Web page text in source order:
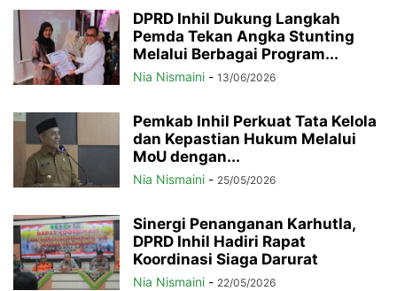
DPRD Inhil Dukung Langkah
Pemda Tekan Angka Stunting
Melalui Berbagai Program...
Nia Nismaini - 13/06/2026
Pemkab Inhil Perkuat Tata Kelola
dan Kepastian Hukum Melalui
MoU dengan...
Nia Nismaini - 25/05/2026
Sinergi Penanganan Karhutla,
DPRD Inhil Hadiri Rapat
Koordinasi Siaga Darurat
Nia Nismaini - 22/05/2026